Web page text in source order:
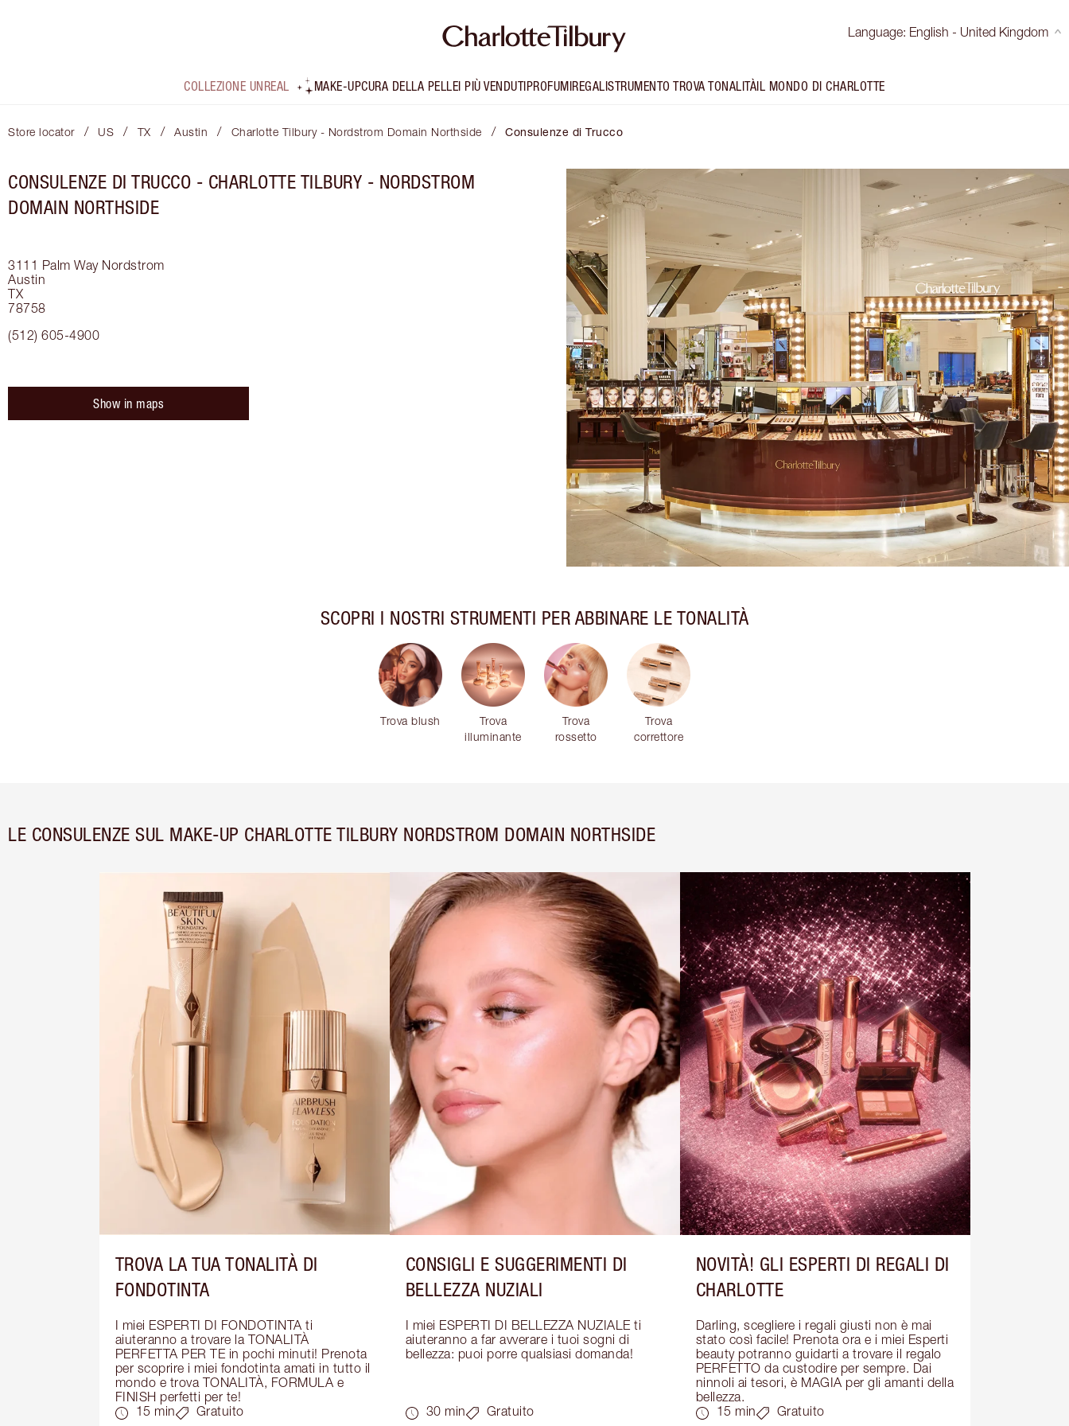
Language: English - United Kingdom
COLLEZIONE UNREAL MAKE-UPCURA DELLA PELLEI PIÙ VENDUTIPROFUMIREGALISTRUMENTO TROVA TONALITÀIL MONDO DI CHARLOTTE
Store locator / US / TX / Austin / Charlotte Tilbury - Nordstrom Domain Northside / Consulenze di Trucco
CONSULENZE DI TRUCCO - CHARLOTTE TILBURY - NORDSTROM
DOMAIN NORTHSIDE
3111 Palm Way Nordstrom
Austin
TX
78758
(512) 605-4900
Show in maps
SCOPRI I NOSTRI STRUMENTI PER ABBINARE LE TONALITÀ
Trova blush
Trova
illuminante
Trova
rossetto
Trova
correttore
LE CONSULENZE SUL MAKE-UP CHARLOTTE TILBURY NORDSTROM DOMAIN NORTHSIDE
TROVA LA TUA TONALITÀ DI
FONDOTINTA
I miei ESPERTI DI FONDOTINTA ti
aiuteranno a trovare la TONALITÀ
PERFETTA PER TE in pochi minuti! Prenota
per scoprire i miei fondotinta amati in tutto il
mondo e trova TONALITÀ, FORMULA e
FINISH perfetti per te!
15 min
Gratuito
CONSIGLI E SUGGERIMENTI DI
BELLEZZA NUZIALI
I miei ESPERTI DI BELLEZZA NUZIALE ti
aiuteranno a far avverare i tuoi sogni di
bellezza: puoi porre qualsiasi domanda!
30 min Gratuito
NOVITÀ! GLI ESPERTI DI REGALI DI
CHARLOTTE
Darling, scegliere i regali giusti non è mai
stato così facile! Prenota ora e i miei Esperti
beauty potranno guidarti a trovare il regalo
PERFETTO da custodire per sempre. Dai
ninnoli ai tesori, è MAGIA per gli amanti della
bellezza.
15 min
Gratuito